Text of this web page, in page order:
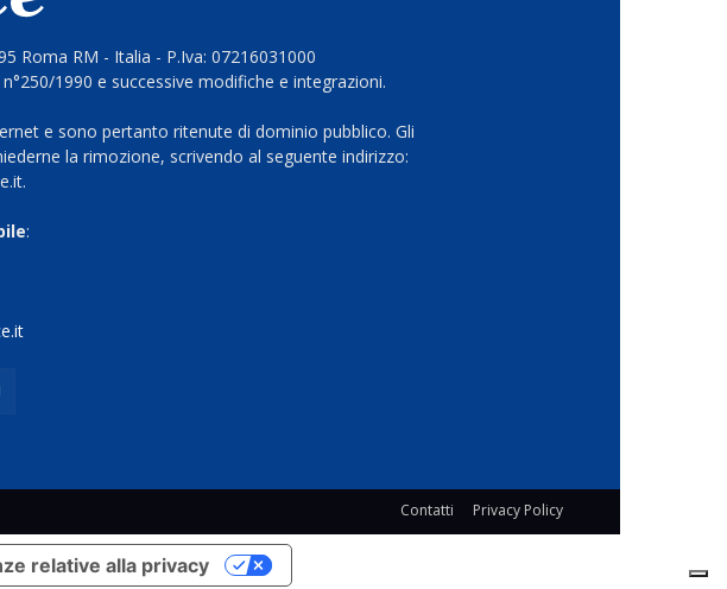
Roma RM - Italia - P.Iva: 07216031000
1990 e successive modifiche e integrazioni.
e sono pertanto ritenute di dominio pubblico. Gli
la rimozione, scrivendo al seguente indirizzo:
:
Contatti Privacy Policy
relative alla privacy